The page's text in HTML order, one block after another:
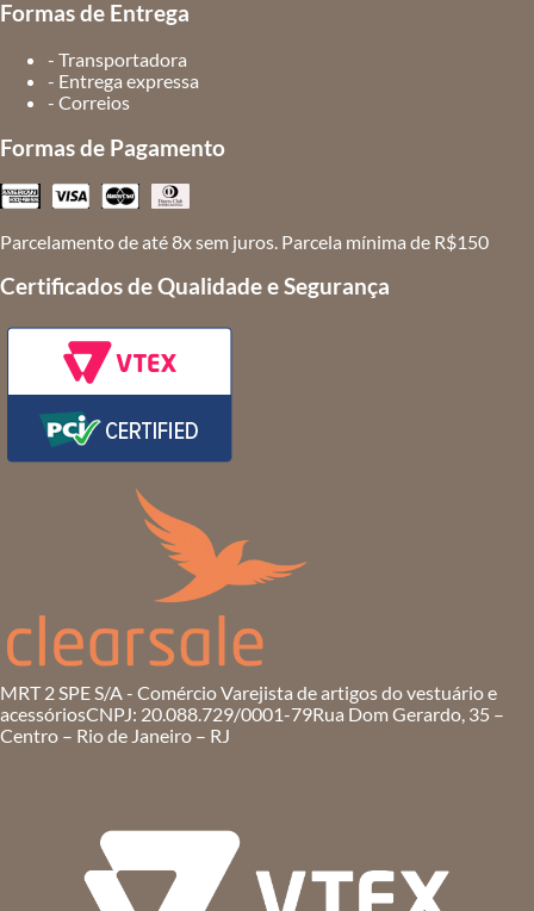
Formas de Entrega
- Transportadora
- Entrega expressa
- Correios
Formas de Pagamento
Parcelamento de até 8x sem juros. Parcela mínima de R$150
Certificados de Qualidade e Segurança
MRT 2 SPE S/A - Comércio Varejista de artigos do vestuário e
acessóriosCNPJ: 20.088.729/0001-79Rua Dom Gerardo, 35 –
Centro – Rio de Janeiro – RJ